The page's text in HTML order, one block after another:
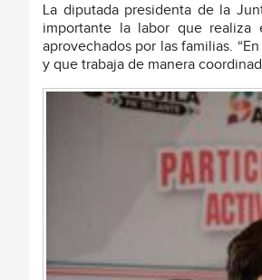
La diputada presidenta de la
importante la labor que realiza
aprovechados por las familias.
y que trabaja de manera